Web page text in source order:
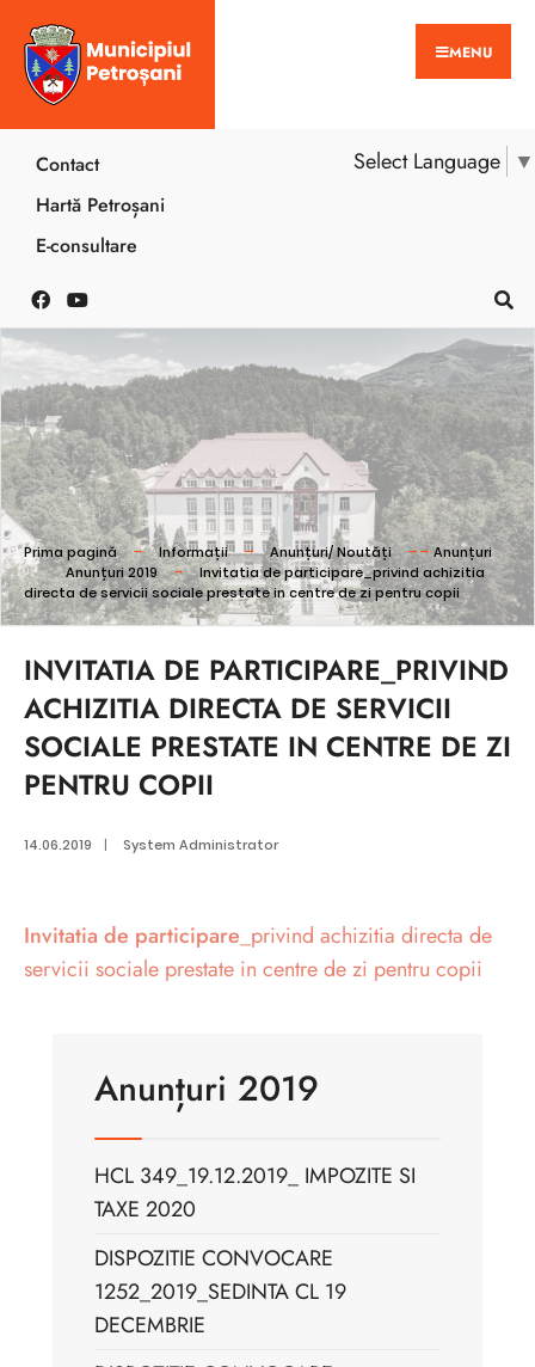
MENU
Select Language ▼
Contact
Hartă Petroșani
E-consultare
Prima pagină Informații Anunțuri/ Noutăți
Anunțuri
Anunțuri 2019
Invitatia de participare_privind achizitia
directa de servicii sociale prestate in centre de zi pentru copii
INVITATIA DE PARTICIPARE_PRIVIND
ACHIZITIA DIRECTA DE SERVICII
SOCIALE PRESTATE IN CENTRE DE ZI
PENTRU COPII
14.06.2019 | System Administrator
Invitatia de participare_privind achizitia directa de
servicii sociale prestate in centre de zi pentru copii
Anunțuri 2019
HCL 349_19.12.2019_ IMPOZITE SI
TAXE 2020
DISPOZITIE CONVOCARE
1252_2019_SEDINTA CL 19
DECEMBRIE